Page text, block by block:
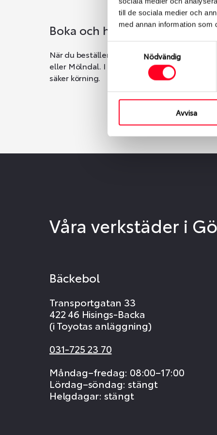
till de sociala medier och
med annan information som
Nödvändig
Avvisa
Boka och hämta hos
När du beställer dina nya däck eller fälgar
eller Mölndal. I beställningen anger du
säker körning.
Våra verkstäder i
Bäckebol
Transportgatan 33
422 46 Hisings-Backa
(i Toyotas anläggning)
031-725 23 70
Måndag–fredag: 08:00–17:00
Lördag–söndag: stängt
Helgdagar: stängt